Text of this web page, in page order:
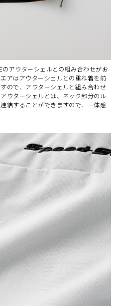
アウターシェルとの組み合わせがお
アはアウターシェルとの重ね着を前
ので、アウターシェルと組み合わせ
ウターシェルとは、ネック部分のル
結することができますので、一体感